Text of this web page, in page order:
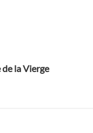
de la Vierge